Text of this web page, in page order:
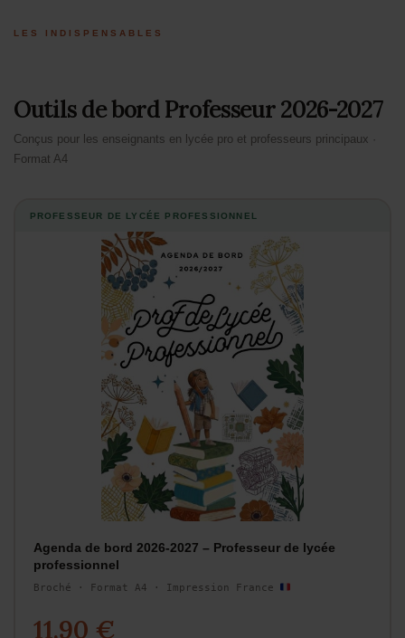
LES INDISPENSABLES
Outils de bord Professeur 2026-2027
Conçus pour les enseignants en lycée pro et professeurs principaux ·
Format A4
PROFESSEUR DE LYCÉE PROFESSIONNEL
Agenda de bord 2026-2027 – Professeur de lycée
professionnel
Broché · Format A4 · Impression France
11,90 €